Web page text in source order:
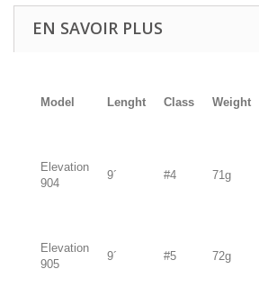
EN SAVOIR PLUS
Model Lenght Class Weight
Elevation
904
9´ #4 71g
Elevation
905
9´ #5 72g